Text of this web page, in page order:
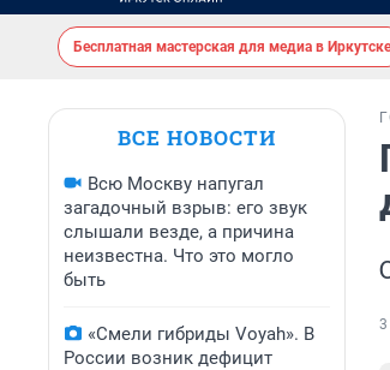
Бесплатная мастерская для медиа в Иркутске
ВСЕ НОВОСТИ
Всю Москву напугал
загадочный взрыв: его звук
слышали везде, а причина
неизвестна. Что это могло
быть
«Смели гибриды Voyah». В
России возник дефицит
3